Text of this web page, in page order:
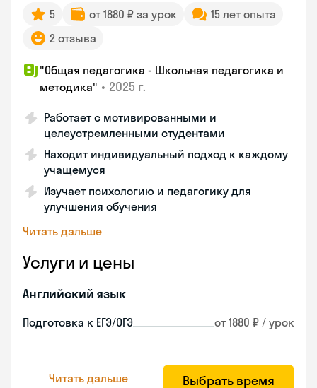
5 от 1880 ₽ за урок
15 лет опыта
2 отзыва
"Общая педагогика - Школьная педагогика и
методика" • 2025 г.
Работает с мотивированными и
целеустремленными студентами
Находит индивидуальный подход к каждому
учащемуся
Изучает психологию и педагогику для
улучшения обучения
Читать дальше
Услуги и цены
Английский язык
Подготовка к ЕГЭ/ОГЭ от 1880 ₽ / урок
Читать дальше Выбрать время